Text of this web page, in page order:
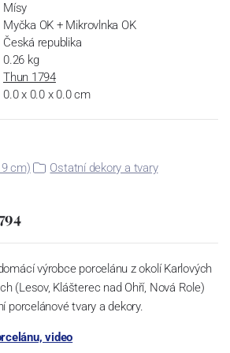
Mísy
Myčka OK + Mikrovlnka OK
Česká republika
0.26 kg
Thun 1794
0.0 x 0.0 x 0.0 cm
cm)
Ostatní dekory a tvary
výrobce porcelánu z okolí Karlových
(Lesov, Klášterec nad Ohří, Nová Role)
porcelánové tvary a dekory.
video